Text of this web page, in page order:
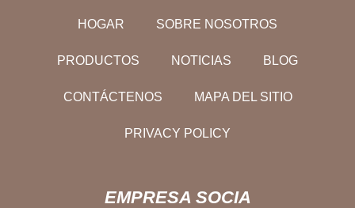
HOGAR SOBRE NOSOTROS
PRODUCTOS NOTICIAS BLOG
CONTÁCTENOS MAPA DEL SITIO
PRIVACY POLICY
EMPRESA SOCIA